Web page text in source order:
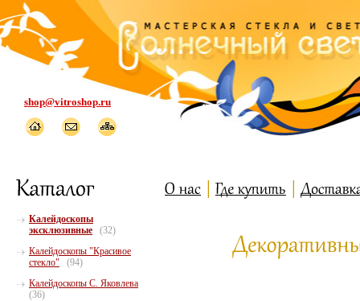
shop@vitroshop.ru
Калейдоскопы
эксклюзивные
(32)
Калейдоскопы "Красивое
стекло"
(94)
Калейдоскопы С. Яковлева
(36)